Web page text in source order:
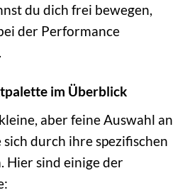
du dich frei bewegen,
der Performance
im Überblick
aber feine Auswahl an
durch ihre spezifischen
Hier sind einige der